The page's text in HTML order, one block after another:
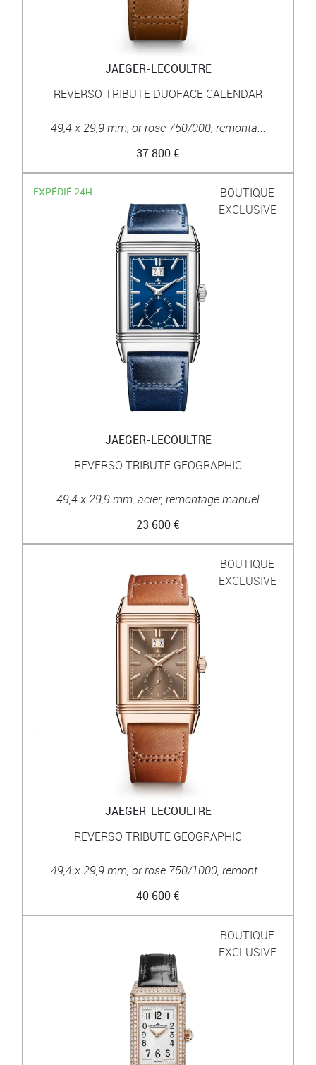
JAEGER-LECOULTRE
REVERSO TRIBUTE DUOFACE CALENDAR
49,4 x 29,9 mm, or rose 750/000, remonta...
37 800 €
EXPÉDIÉ 24H
BOUTIQUE
EXCLUSIVE
JAEGER-LECOULTRE
REVERSO TRIBUTE GEOGRAPHIC
49,4 x 29,9 mm, acier, remontage manuel
23 600 €
BOUTIQUE
EXCLUSIVE
JAEGER-LECOULTRE
REVERSO TRIBUTE GEOGRAPHIC
49,4 x 29,9 mm, or rose 750/1000, remont...
40 600 €
BOUTIQUE
EXCLUSIVE